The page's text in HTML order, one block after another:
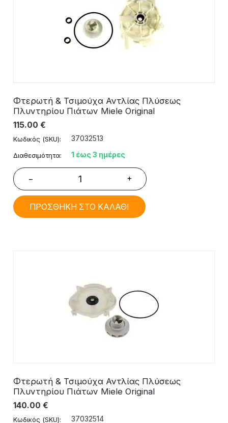
Φτερωτή & Τσιμούχα Αντλίας Πλύσεως
Πλυντηρίου Πιάτων Miele Original
115.00 €
Κωδικός (SKU): 37032513
Διαθεσιμότητα: 1 έως 3 ημέρες
− +
ΠΡΟΣΘΗΚΗ ΣΤΟ ΚΑΛΑΘΙ
Φτερωτή & Τσιμούχα Αντλίας Πλύσεως
Πλυντηρίου Πιάτων Miele Original
140.00 €
Κωδικός (SKU): 37032514